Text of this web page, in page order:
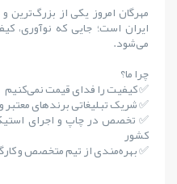
مهرگان امروز یکی از بزرگ‌ترین
ایران است؛ جایی که نوآوری،
می‌شود.
چرا ما؟
✅ کیفیت را فدای قیمت نمی‌کنیم
✅ شریک تبلیغاتی برندهای
✅ تخصص در چاپ و اجرای
کشور
✅ بهره‌مندی از تیم متخصص و